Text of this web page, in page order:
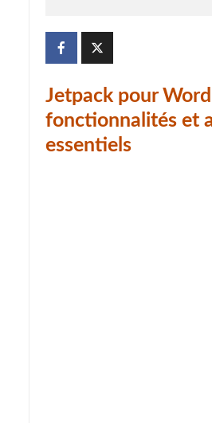
Jetpack pour
fonctionnalités et
essentiels